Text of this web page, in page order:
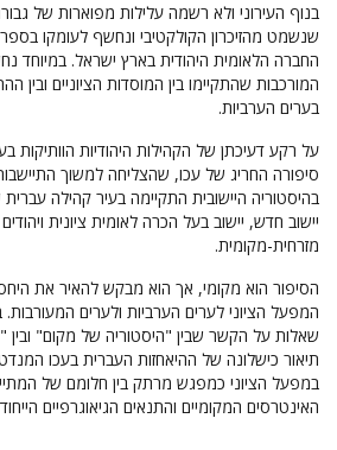
בנוף העירוני ולא רשמה עלילות מפוארות של
שנשמט מהזיכרון הקולקטיבי ונחשף לעומקו
החברה הלאומית היהודית בארץ ישראל. במיוחד
המורכבות שהתקיימו בין המוסדות הציוניים ובין
בערים הערביות.
על רקע דעיכתן של הקהילות היהודיות הוותיקות
סיפורה החריג של עכו, שהצליחה למשוך
בהיסטוריה היישובית התקיימה בעיר קהילה
יישוב חדש, יישוב בעל הכרה לאומית ציונית
מזרחית-מקומית.
הסיפור הוא מקומי, אך הוא מבקש להאיר את
המפעל הציוני לערים הערביות ולערים
שאלות על הקשר שבין "היסטוריה של מקום" ובין
תיאור כישלונה של ההיאחזות העברית בעכו
במפעל הציוני כמפגש מרתק בין חלומם של
האינטרסים המקומיים והתנאים הגיאוגרפיים